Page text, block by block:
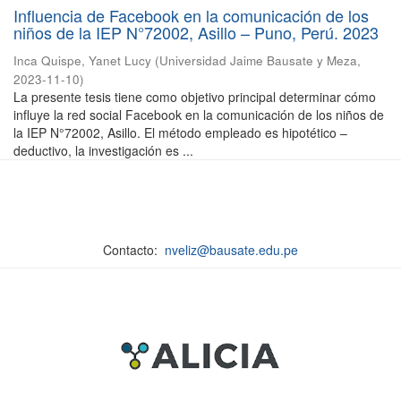
Influencia de Facebook en la comunicación de los
niños de la IEP N°72002, Asillo – Puno, Perú. 2023
Inca Quispe, Yanet Lucy (Universidad Jaime Bausate y Meza,
2023-11-10)
La presente tesis tiene como objetivo principal determinar cómo
influye la red social Facebook en la comunicación de los niños de
la IEP N°72002, Asillo. El método empleado es hipotético –
deductivo, la investigación es ...
Contacto: nveliz@bausate.edu.pe